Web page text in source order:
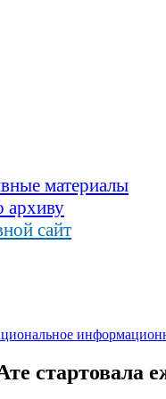
материалы
архиву
сайт
стартовала